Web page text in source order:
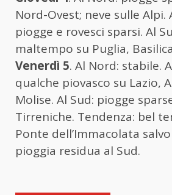
Nord-Ovest; neve sulle Alpi.
piogge e rovesci sparsi. Al
maltempo su Puglia,
Venerdì 5. Al Nord: stabile.
qualche piovasco su Lazio,
Molise. Al Sud: piogge
Tirreniche. Tendenza: bel
Ponte dell’Immacolata
pioggia residua al Sud.